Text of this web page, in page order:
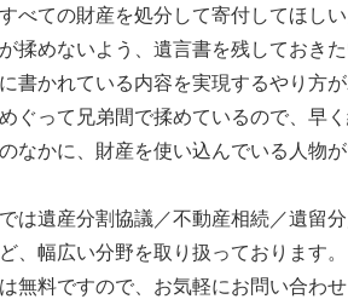
すべての財産を処分して寄付してほしい
が揉めないよう、遺言書を残しておきた
に書かれている内容を実現するやり方が
めぐって兄弟間で揉めているので、早く
のなかに、財産を使い込んでいる人物が
は遺産分割協議／不動産相続／遺留
、幅広い分野を取り扱っております。
無料ですので、お気軽にお問い合わせ